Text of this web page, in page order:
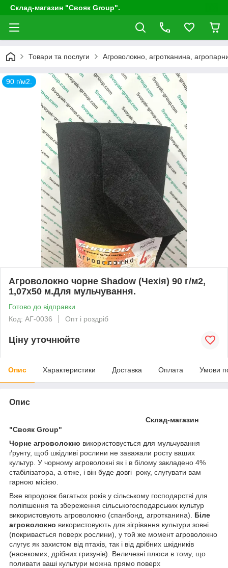
Склад-магазин "Свояк Group".
Товари та послуги Агроволокно, агротканина,
90 г/м2.
Агроволокно чорне Shadow (Чехія) 90 г/м2,
1,07х50 м.Для мульчування.
Готово до відправки
Код: АГ-0036
Опт і роздріб
Ціну уточнюйте
Опис Характеристики Доставка Оплата Умови
Опис
Склад-магазин
"Свояк Group"
Чорне агроволокно використовується для мульчування
ґрунту, щоб шкідливі рослини не заважали росту ваших
культур. У чорному агроволокні як і в білому закладено 4%
стабілізатора, а отже, і він буде довгі року, слугувати вам
гарною місією.
Вже впродовж багатьох років у сільському господарстві для
поліпшення та збереження сільськогосподарських культур
використовують агроволокно (спанбонд, агротканина). Біле
агроволокно використовують для зігрівання культури зовні
(покривається поверх рослини), у той же момент агроволокно
слугує як захистом від птахів, так і від дрібних шкідників
(насекомих, дрібних гризунів). Величезні плюси в тому, що
поливати ваші культури можна прямо поверх